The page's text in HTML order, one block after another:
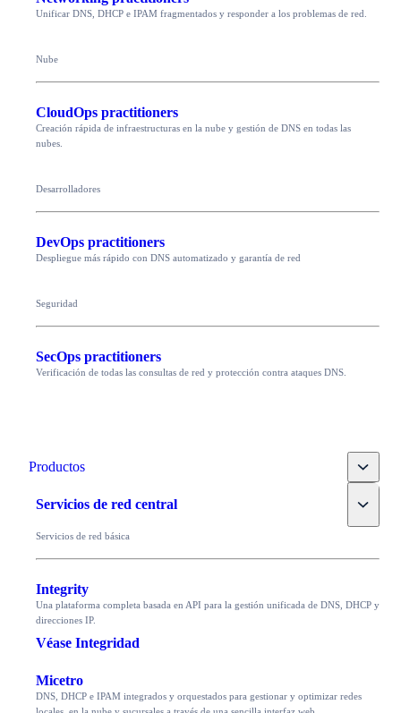
Unificar DNS, DHCP e IPAM fragmentados y responder a los problemas de red.
Nube
CloudOps practitioners
Creación rápida de infraestructuras en la nube y gestión de DNS en todas las
nubes.
Desarrolladores
DevOps practitioners
Despliegue más rápido con DNS automatizado y garantía de red
Seguridad
SecOps practitioners
Verificación de todas las consultas de red y protección contra ataques DNS.
Productos Toggle
Servicios de red central Toggle
Servicios de red básica
Integrity
Una plataforma completa basada en API para la gestión unificada de DNS, DHCP y
direcciones IP.
Véase Integridad
Micetro
DNS, DHCP e IPAM integrados y orquestados para gestionar y optimizar redes